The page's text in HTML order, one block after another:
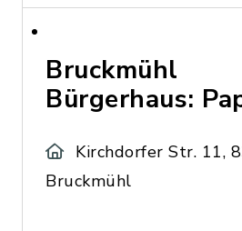
Bruckmühl
Bürgerhaus:
Kirchdorfer Str. 11,
Bruckmühl